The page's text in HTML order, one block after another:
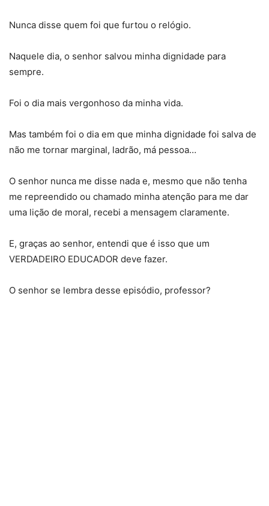
Nunca disse quem foi que furtou o relógio.
Naquele dia, o senhor salvou minha dignidade para
sempre.
Foi o dia mais vergonhoso da minha vida.
Mas também foi o dia em que minha dignidade foi salva de
não me tornar marginal, ladrão, má pessoa…
O senhor nunca me disse nada e, mesmo que não tenha
me repreendido ou chamado minha atenção para me dar
uma lição de moral, recebi a mensagem claramente.
E, graças ao senhor, entendi que é isso que um
VERDADEIRO EDUCADOR deve fazer.
O senhor se lembra desse episódio, professor?